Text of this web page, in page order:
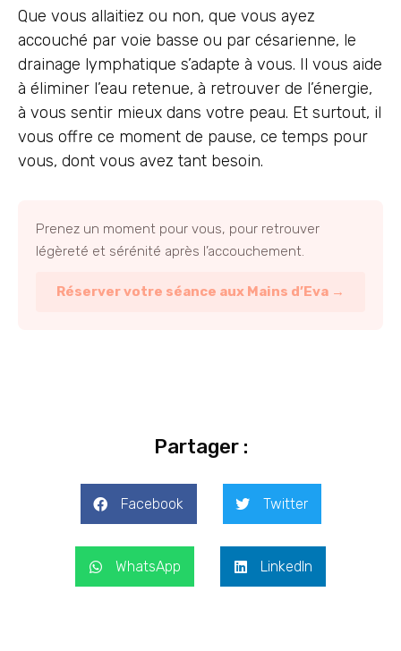
Que vous allaitiez ou non, que vous ayez
accouché par voie basse ou par césarienne, le
drainage lymphatique s’adapte à vous. Il vous aide
à éliminer l’eau retenue, à retrouver de l’énergie,
à vous sentir mieux dans votre peau. Et surtout, il
vous offre ce moment de pause, ce temps pour
vous, dont vous avez tant besoin.
Prenez un moment pour vous, pour retrouver
légèreté et sérénité après l’accouchement.
Réserver votre séance aux Mains d’Eva →
Partager :
Facebook Twitter
WhatsApp LinkedIn